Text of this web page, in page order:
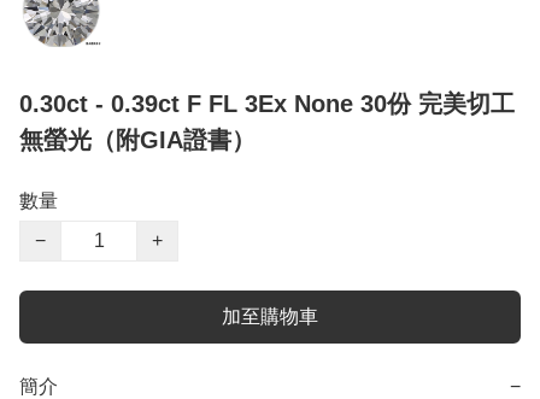
0.30ct - 0.39ct F FL 3Ex None 30份 完美切工
無螢光（附GIA證書）
數量
−
+
加至購物車
簡介 −